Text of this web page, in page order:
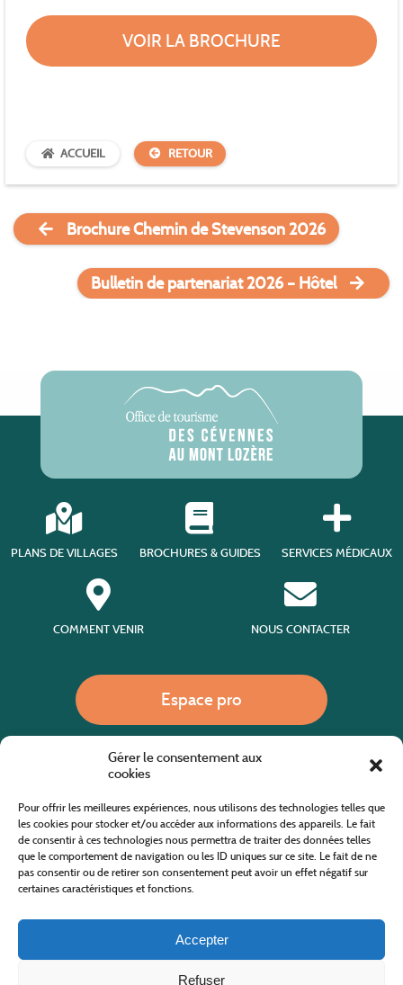
Gérer le consentement aux
cookies
Pour offrir les meilleures expériences, nous utilisons des technologies telles que
les cookies pour stocker et/ou accéder aux informations des appareils. Le fait
de consentir à ces technologies nous permettra de traiter des données telles
que le comportement de navigation ou les ID uniques sur ce site. Le fait de ne
pas consentir ou de retirer son consentement peut avoir un effet négatif sur
certaines caractéristiques et fonctions.
Accepter
Refuser
VOIR LA BROCHURE
ACCUEIL RETOUR
Brochure Chemin de Stevenson 2026
Bulletin de partenariat 2026 – Hôtel
PLANS DE VILLAGES BROCHURES & GUIDES SERVICES MÉDICAUX
COMMENT VENIR NOUS CONTACTER
Espace pro
Site internet cofinancé par le fonds européen agricole pour le développement rural
L'Europe investit dans les zones rurales